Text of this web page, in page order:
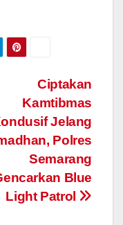
Ciptakan
Kamtibmas
Jelang
Polres
Semarang
Blue
Light Patrol